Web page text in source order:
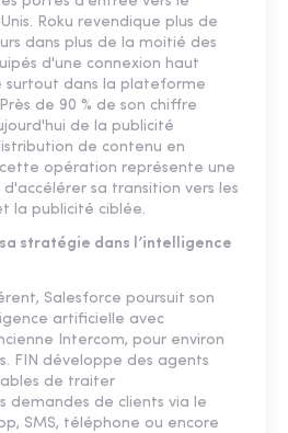
Roku revendique plus de
dans plus de la moitié des
d'une connexion haut
surtout dans la plateforme
de 90 % de son chiffre
de la publicité
de contenu en
opération représente une
sa transition vers les
la publicité ciblée.
stratégie dans l’intelligence
Salesforce poursuit son
artificielle avec
Intercom, pour environ
FIN développe des agents
de traiter
demandes de clients via le
SMS, téléphone ou encore